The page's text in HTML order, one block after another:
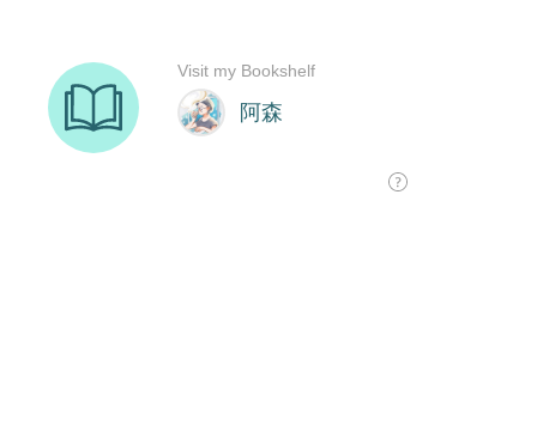
阿森
Visit my Bookshelf